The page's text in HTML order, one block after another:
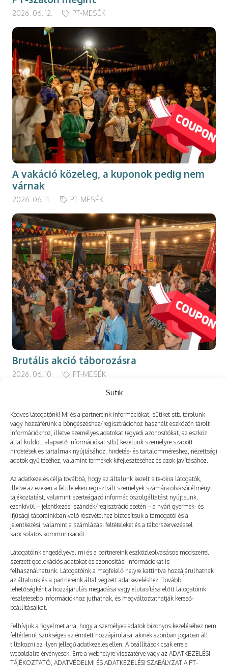
Sütik
Kedves látogatónk! Mi és a partnereink információkat, sütiket stb. tárolunk
vagy hozzáférünk a böngészéshez/regisztrációhoz használt eszközön tárolt
információkhoz, illetve személyes adatokat (egyedi azonosítókat, az eszköz
által küldött alapvető információkat stb.) kezelünk személyre szabott
hirdetések és tartalmak nyújtásához, hirdetés- és tartalomméréshez, nézettségi
adatok gyűjtéséhez, valamint termékek kifejlesztéséhez és azok javításához.
Az adatkezelés célja továbbá, hogy az általunk kezelt site-okra látogatók,
illetve az ezeken a felületeken regisztrált személyek számára olvasói élményt,
tájékoztatást, valamint szerteágazó információszolgáltatást nyújtsunk,
ezenkívül – jelentkezési szándék/regisztráció esetén – a nyári gyermek- és
ifjúsági táborainkban való részvételhez biztosítsuk a támogatói és a
jelentkezési, valamint a számlázási feltételeket és a táborszervezéssel
kapcsolatos kommunikációt.
Látogatóink engedélyével mi és a partnereink eszközleolvasásos módszerrel
szerzett geolokációs adatokat és azonosítási információkat is
felhasználhatunk. Látogatóink a megfelelő helyre kattintva hozzájárulhatnak
az általunk és a partnereink által végzett adatkezeléshez. További
lehetőségként a hozzájárulás megadása vagy elutasítása előtt látogatóink
részletesebb információkhoz juthatnak, és megváltoztathatják kereső-
beállításaikat.
Felhívjuk a figyelmet arra, hogy a személyes adatok bizonyos kezeléséhez nem
feltétlenül szükséges az érintett hozzájárulása, akinek azonban jogában áll
tiltakozni az ilyen jellegű adatkezelés ellen. A beállítások csak erre a
weboldalra érvényesek. Erre a webhelyre visszatérve vagy az ADATKEZELÉSI
TÁJÉKOZTATÓ, ADATVÉDELMI ÉS ADATKEZELÉSI SZABÁLYZAT A PT-
2026. 06. 12. PT-MESÉK
A vakáció közeleg, a kuponok pedig nem
várnak
2026. 06. 11. PT-MESÉK
Brutális akció táborozásra
2026. 06. 10. PT-MESÉK
Még több
Gerincműtétet nem…
2022. 10. 03. PT-MESÉK